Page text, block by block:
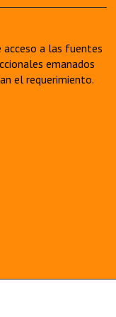
acceso a las fuentes
emanados
el requerimiento.